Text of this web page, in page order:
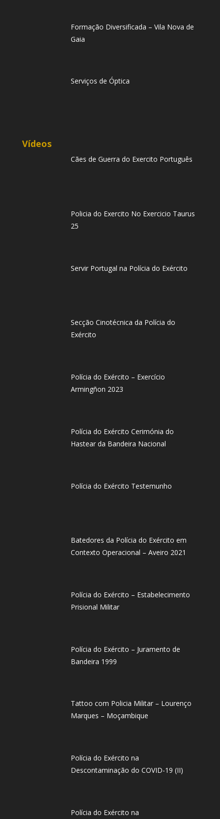
Formação Diversificada – Vila Nova de
Gaia
Serviços de Óptica
Vídeos
Cães de Guerra do Exercito Português
Policia do Exercito No Exercicio Taurus
25
Servir Portugal na Polícia do Exército
Secção Cinotécnica da Polícia do
Exército
Polícia do Exército – Exercício
Armingñon 2023
Polícia do Exército Cerimónia do
Hastear da Bandeira Nacional
Polícia do Exército Testemunho
Batedores da Polícia do Exército em
Contexto Operacional – Aveiro 2021
Polícia do Exército – Estabelecimento
Prisional Militar
Polícia do Exército – Juramento de
Bandeira 1999
Tattoo com Policia Militar – Lourenço
Marques – Moçambique
Polícia do Exército na
Descontaminação do COVID-19 (II)
Polícia do Exército na